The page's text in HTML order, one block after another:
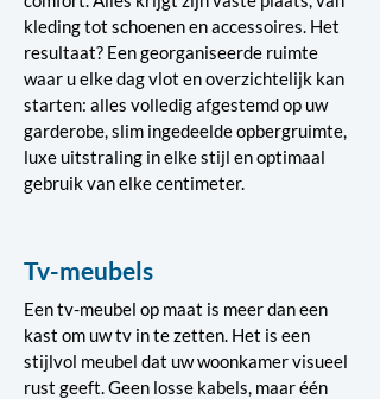
kleding tot schoenen en accessoires. Het
resultaat? Een georganiseerde ruimte
waar u elke dag vlot en overzichtelijk kan
starten: alles volledig afgestemd op uw
garderobe, slim ingedeelde opbergruimte,
luxe uitstraling in elke stijl en optimaal
gebruik van elke centimeter.
Tv-meubels
Een tv-meubel op maat is meer dan een
kast om uw tv in te zetten. Het is een
stijlvol meubel dat uw woonkamer visueel
rust geeft. Geen losse kabels, maar één